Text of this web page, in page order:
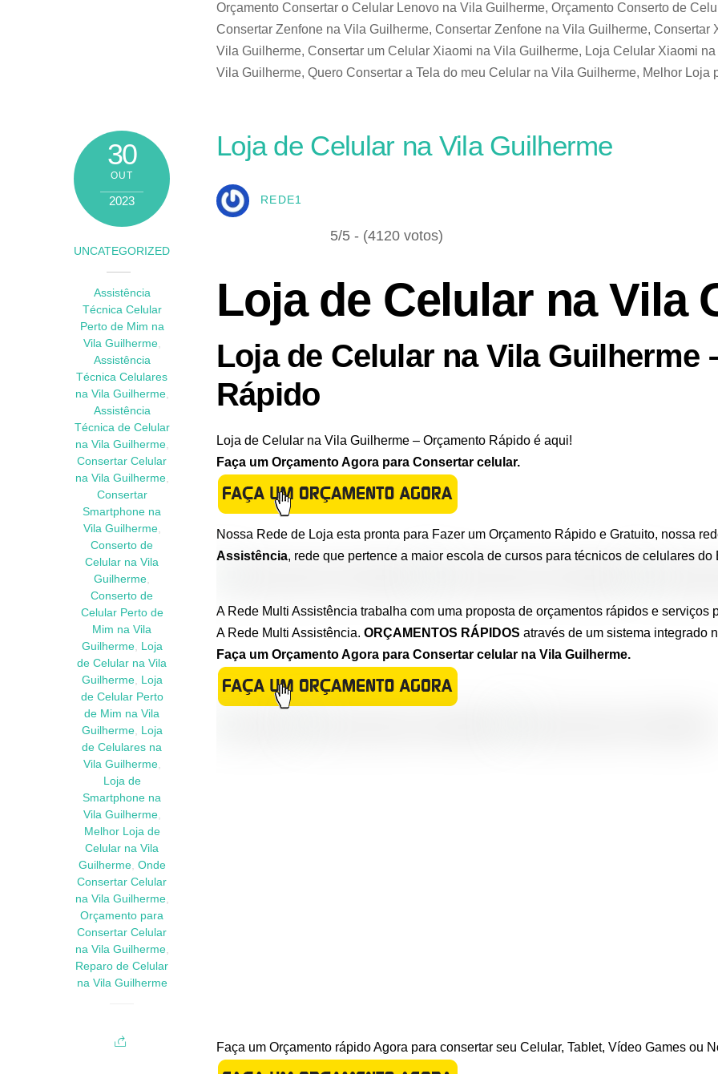
Orçamento Consertar o Celular Lenovo na Vila Guilherme, Orçamento Conserto de
Consertar Zenfone na Vila Guilherme, Consertar Zenfone na Vila Guilherme,
Vila Guilherme, Consertar um Celular Xiaomi na Vila Guilherme, Loja Celular Xiaomi
Vila Guilherme, Quero Consertar a Tela do meu Celular na Vila Guilherme, Melhor Loja
30
OUT
2023
UNCATEGORIZED
Assistência
Técnica Celular
Perto de Mim na
Vila Guilherme,
Assistência
Técnica Celulares
na Vila Guilherme,
Assistência
Técnica de Celular
na Vila Guilherme,
Consertar Celular
na Vila Guilherme,
Consertar
Smartphone na
Vila Guilherme,
Conserto de
Celular na Vila
Guilherme,
Conserto de
Celular Perto de
Mim na Vila
Guilherme, Loja
de Celular na Vila
Guilherme, Loja
de Celular Perto
de Mim na Vila
Guilherme, Loja
de Celulares na
Vila Guilherme,
Loja de
Smartphone na
Vila Guilherme,
Melhor Loja de
Celular na Vila
Guilherme, Onde
Consertar Celular
na Vila Guilherme,
Orçamento para
Consertar Celular
na Vila Guilherme,
Reparo de Celular
na Vila Guilherme
Loja de Celular na Vila Guilherme
REDE1
5/5 - (4120 votos)
Loja de Celular na Vila
Loja de Celular na Vila Guilherme
Rápido
Loja de Celular na Vila Guilherme – Orçamento Rápido é aqui!
Faça um Orçamento Agora para Consertar celular.
Nossa Rede de Loja esta pronta para Fazer um Orçamento Rápido e Gratuito, nossa
Assistência, rede que pertence a maior escola de cursos para técnicos de celulares do
A Rede Multi Assistência trabalha com uma proposta de orçamentos rápidos e
A Rede Multi Assistência. ORÇAMENTOS RÁPIDOS através de um sistema integrado
Faça um Orçamento Agora para Consertar celular na Vila Guilherme.
Faça um Orçamento rápido Agora para consertar seu Celular, Tablet, Vídeo Games ou